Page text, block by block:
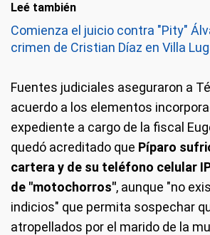
Leé también
Comienza el juicio contra "Pity"
crimen de Cristian Díaz en Villa
Fuentes judiciales aseguraron a
acuerdo a los elementos
expediente a cargo de la fiscal
quedó acreditado que Píparo
cartera y de su teléfono celular
de "motochorros", aunque "no
indicios" que permita sospechar
atropellados por el marido de la